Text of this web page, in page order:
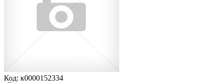
Код: к0000152334